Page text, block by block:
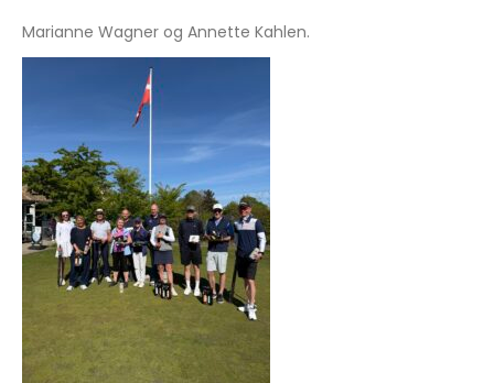
Marianne Wagner og Annette Kahlen.